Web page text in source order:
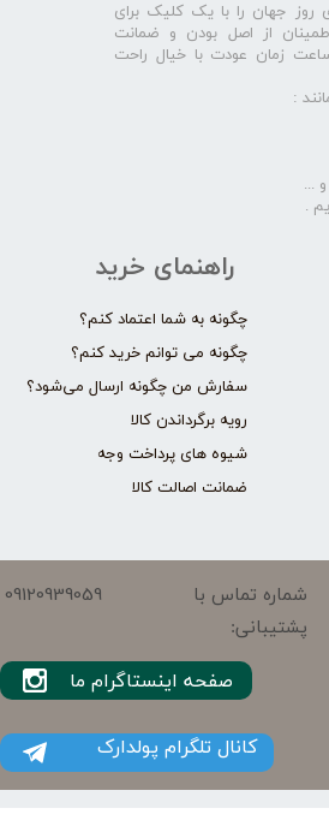
راهنمای خرید
چگونه به شما اعتماد کنم؟
چگونه می توانم خرید کنم؟
سفارش من چگونه ارسال می‌شود؟
رویه برگرداندن کالا
شیوه های پرداخت وجه
ضمانت اصالت کالا
روز جهان را با یک کلیک برای
از اصل بودن و ضمانت
کالا با 48 ساعت زمان عودت با خیال راحت
:
.​​​​​​​
شماره تماس با
پشتیبانی:
09120939059
کانال تلگرام پولدارک
صفحه اینستاگرام ما